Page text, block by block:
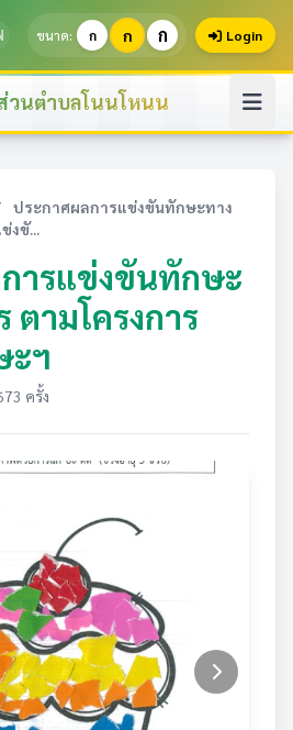
ขนาด: ก ก ก Login
วนตำบลโนนโหนน
ประกาศผลการแข่งขันทักษะทาง
งขั...
ารแข่งขันทักษะ
ตามโครงการ
ะฯ
ครั้ง